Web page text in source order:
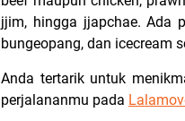
jjim, hingga jjapchae. Ada
bungeopang, dan icecream
Anda tertarik untuk
perjalananmu pada